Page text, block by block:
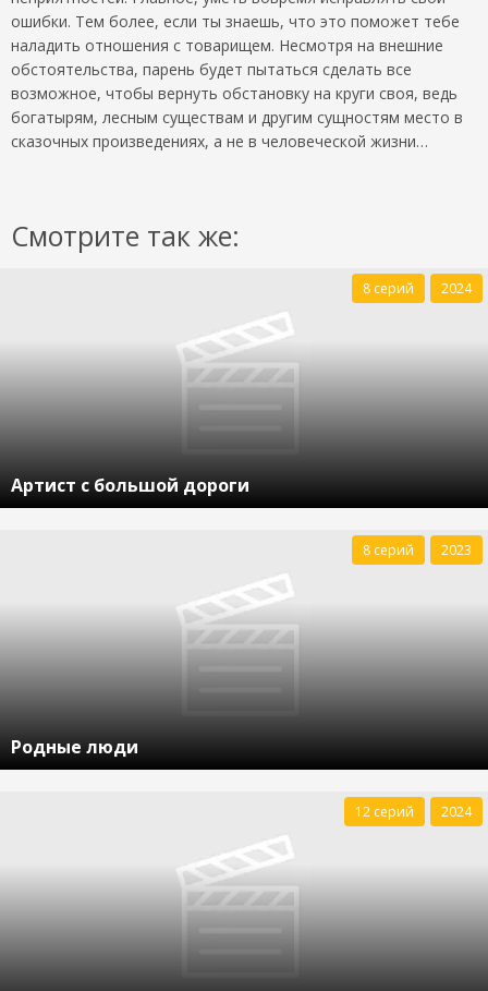
ошибки. Тем более, если ты знаешь, что это поможет тебе
наладить отношения с товарищем. Несмотря на внешние
обстоятельства, парень будет пытаться сделать все
возможное, чтобы вернуть обстановку на круги своя, ведь
богатырям, лесным существам и другим сущностям место в
сказочных произведениях, а не в человеческой жизни…
Смотрите так же:
Артист с большой дороги
8 серий 2024
Родные люди
8 серий 2023
12 серий 2024